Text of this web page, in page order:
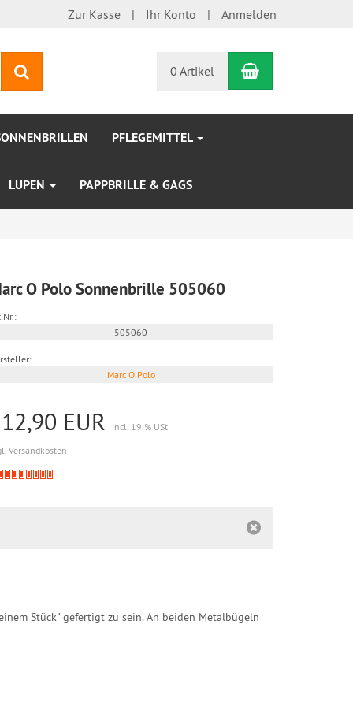
Zur Kasse Ihr Konto Anmelden
0 Artikel Warenkorb
PFLEGEMITTEL
LUPEN PAPPBRILLE & GAGS
O Polo Sonnenbrille 505060
505060
Marc O'Polo
EUR
incl. 19 % USt
Versandkosten
Stück" gefertigt zu sein. An beiden Metalbügeln